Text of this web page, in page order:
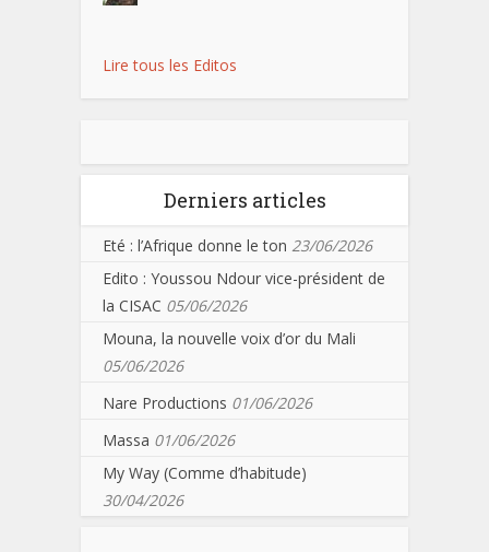
Lire tous les Editos
Derniers articles
Eté : l’Afrique donne le ton 23/06/2026
Edito : Youssou Ndour vice-président de
la CISAC 05/06/2026
Mouna, la nouvelle voix d’or du Mali
05/06/2026
Nare Productions 01/06/2026
Massa 01/06/2026
My Way (Comme d’habitude)
30/04/2026